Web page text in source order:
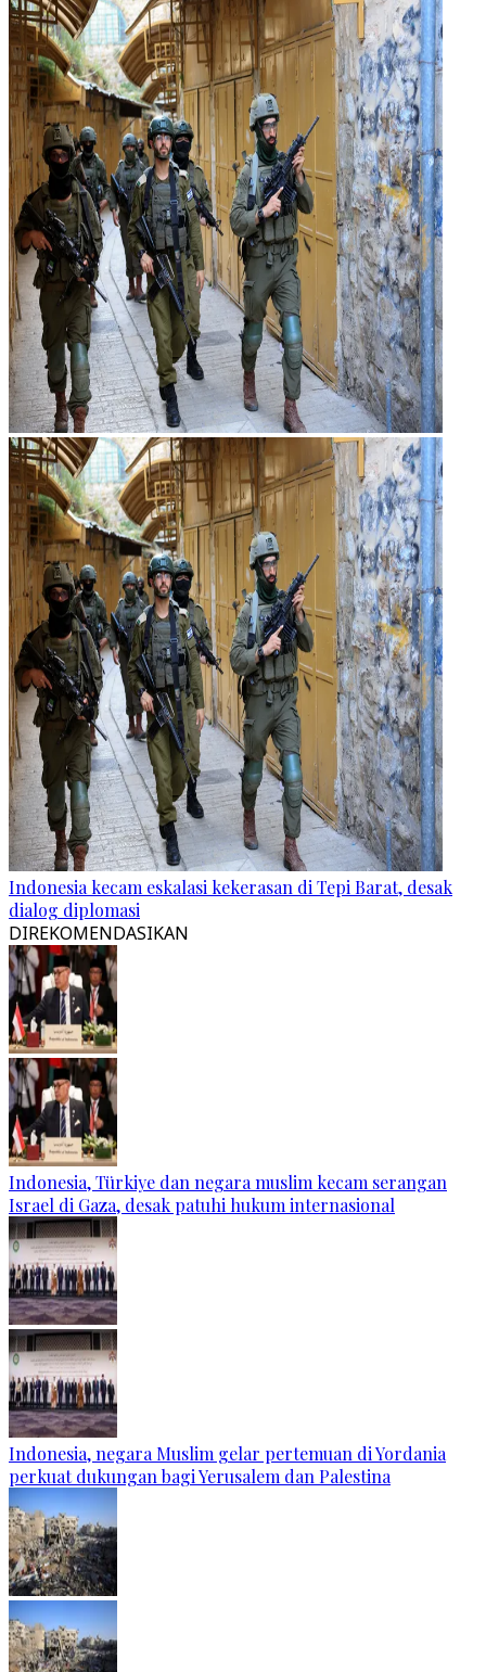
Indonesia kecam eskalasi kekerasan di Tepi Barat, desak
dialog diplomasi
DIREKOMENDASIKAN
Indonesia, Türkiye dan negara muslim kecam serangan
Israel di Gaza, desak patuhi hukum internasional
Indonesia, negara Muslim gelar pertemuan di Yordania
perkuat dukungan bagi Yerusalem dan Palestina